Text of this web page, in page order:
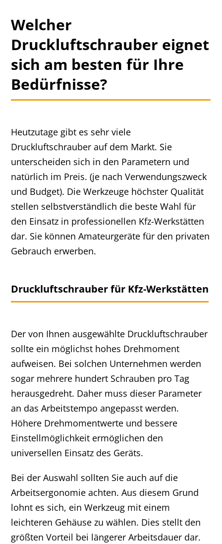
Welcher
Druckluftschrauber eignet
sich am besten für Ihre
Bedürfnisse?
Heutzutage gibt es sehr viele
Druckluftschrauber auf dem Markt. Sie
unterscheiden sich in den Parametern und
natürlich im Preis. (je nach Verwendungszweck
und Budget). Die Werkzeuge höchster Qualität
stellen selbstverständlich die beste Wahl für
den Einsatz in professionellen Kfz-Werkstätten
dar. Sie können Amateurgeräte für den privaten
Gebrauch erwerben.
Druckluftschrauber für Kfz-Werkstätten
Der von Ihnen ausgewählte Druckluftschrauber
sollte ein möglichst hohes Drehmoment
aufweisen. Bei solchen Unternehmen werden
sogar mehrere hundert Schrauben pro Tag
herausgedreht. Daher muss dieser Parameter
an das Arbeitstempo angepasst werden.
Höhere Drehmomentwerte und bessere
Einstellmöglichkeit ermöglichen den
universellen Einsatz des Geräts.
Bei der Auswahl sollten Sie auch auf die
Arbeitsergonomie achten. Aus diesem Grund
lohnt es sich, ein Werkzeug mit einem
leichteren Gehäuse zu wählen. Dies stellt den
größten Vorteil bei längerer Arbeitsdauer dar.